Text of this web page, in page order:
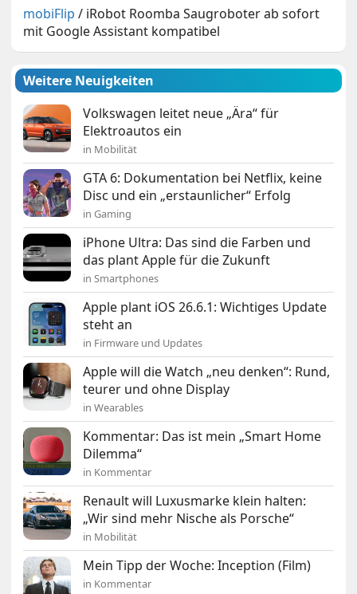
mobiFlip / iRobot Roomba Saugroboter ab sofort
mit Google Assistant kompatibel
Weitere Neuigkeiten
Volkswagen leitet neue „Ära“ für
Elektroautos ein
in Mobilität
GTA 6: Dokumentation bei Netflix, keine
Disc und ein „erstaunlicher“ Erfolg
in Gaming
iPhone Ultra: Das sind die Farben und
das plant Apple für die Zukunft
in Smartphones
Apple plant iOS 26.6.1: Wichtiges Update
steht an
in Firmware und Updates
Apple will die Watch „neu denken“: Rund,
teurer und ohne Display
in Wearables
Kommentar: Das ist mein „Smart Home
Dilemma“
in Kommentar
Renault will Luxusmarke klein halten:
„Wir sind mehr Nische als Porsche“
in Mobilität
Mein Tipp der Woche: Inception (Film)
in Kommentar